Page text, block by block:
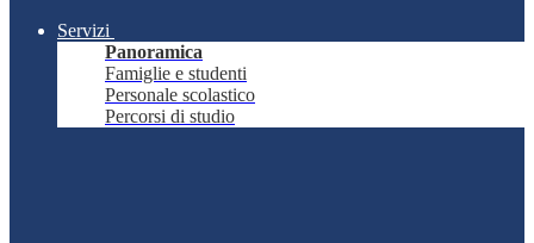
Servizi
Panoramica
Famiglie e studenti
Personale scolastico
Percorsi di studio